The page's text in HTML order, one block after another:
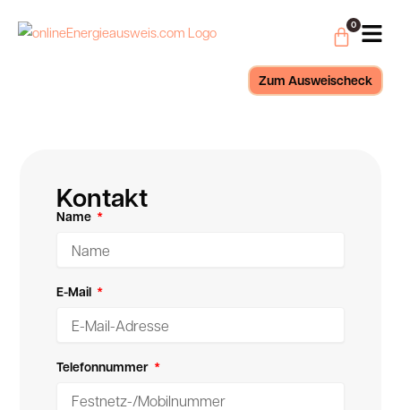
Inhalt
0
Zum Ausweischeck
Kontakt
Name
E-Mail
Telefonnummer